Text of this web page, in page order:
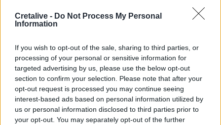
Cretalive - Do Not Process My Personal
Information
If you wish to opt-out of the sale, sharing to third parties, or
processing of your personal or sensitive information for
targeted advertising by us, please use the below opt-out
section to confirm your selection. Please note that after your
opt-out request is processed you may continue seeing
interest-based ads based on personal information utilized by
us or personal information disclosed to third parties prior to
your opt-out. You may separately opt-out of the further
Ομαδικής Έκθεσης Ζωγραφικής & Φωτογραφίας
Πυρκαγιά σε έκταση με χαμηλή βλάστηση στο
Μαρκόπουλο Αττικής
17:32
Ελληνικός Ερυθρός Σταυρός: Τι πρέπει να περιέχει ένα
φαρμακείο διακοπών
17:24